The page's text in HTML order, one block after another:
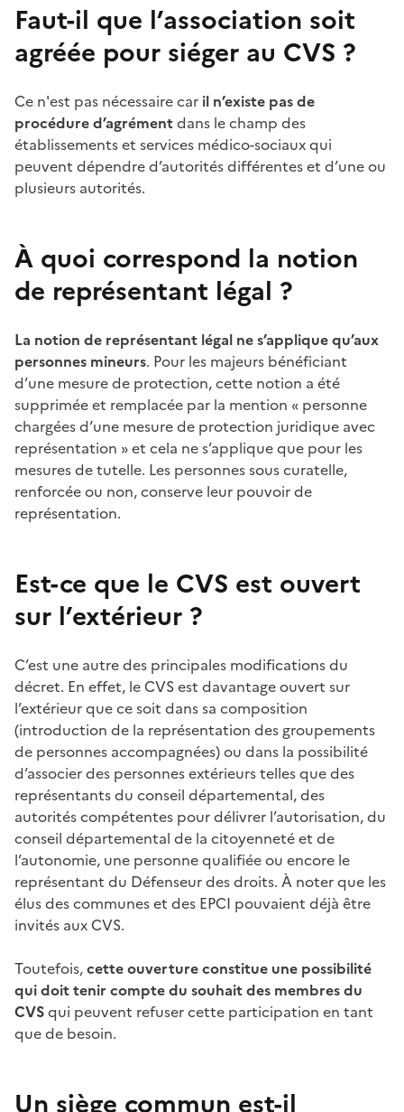
Faut-il que l’association soit
agréée pour siéger au CVS ?
Ce n'est pas nécessaire car il n’existe pas de
procédure d’agrémentdans le champ des
établissements et services médico-sociaux qui
peuvent dépendre d’autorités différentes et d’une ou
plusieurs autorités.
À quoi correspond la notion
de représentant légal ?
La notion de représentant légal ne s’applique qu’aux
personnes mineurs. Pour les majeurs bénéficiant
d’une mesure de protection, cette notion a été
supprimée et remplacée par la mention « personne
chargées d’une mesure de protection juridique avec
représentation » et cela ne s’applique que pour les
mesures de tutelle. Les personnes sous curatelle,
renforcée ou non, conserve leur pouvoir de
représentation.
Est-ce que le CVS est ouvert
sur l’extérieur ?
C’est une autre des principales modifications du
décret. En effet, le CVS est davantage ouvert sur
l’extérieur que ce soit dans sa composition
(introduction de la représentation des groupements
de personnes accompagnées) ou dans la possibilité
d’associer des personnes extérieurs telles que des
représentants du conseil départemental, des
autorités compétentes pour délivrer l’autorisation, du
conseil départemental de la citoyenneté et de
l’autonomie, une personne qualifiée ou encore le
représentant du Défenseur des droits. À noter que les
élus des communes et des EPCI pouvaient déjà être
invités aux CVS.
Toutefois,cette ouverture constitue une possibilité
qui doit tenir compte du souhait des membres du
CVSqui peuvent refuser cette participation en tant
que de besoin.
Un siège commun est-il